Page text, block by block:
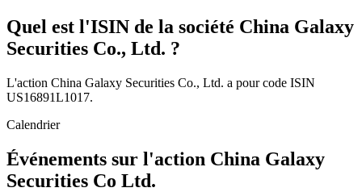
Quel est l'ISIN de la société China Galaxy
Securities Co., Ltd. ?
L'action China Galaxy Securities Co., Ltd. a pour code ISIN
US16891L1017.
Calendrier
Événements sur l'action China Galaxy
Securities Co Ltd.